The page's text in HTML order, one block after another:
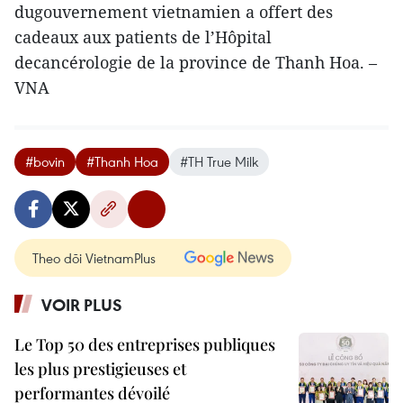
dugouvernement vietnamien a offert des
cadeaux aux patients de l’Hôpital
decancérologie de la province de Thanh Hoa. –
VNA
#bovin #Thanh Hoa #TH True Milk
Theo dõi VietnamPlus
VOIR PLUS
Le Top 50 des entreprises publiques
les plus prestigieuses et
performantes dévoilé